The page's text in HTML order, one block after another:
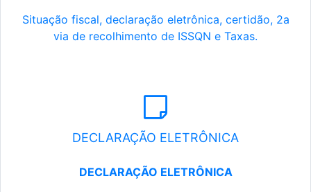
Situação fiscal, declaração eletrônica, certidão, 2a
via de recolhimento de ISSQN e Taxas.
DECLARAÇÃO ELETRÔNICA
DECLARAÇÃO ELETRÔNICA